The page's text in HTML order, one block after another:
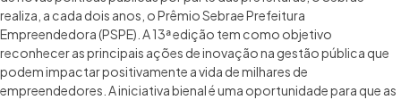
realiza, a cada dois anos, o Prêmio Sebrae Prefeitura
Empreendedora (PSPE). A 13ª edição tem como objetivo
reconhecer as principais ações de inovação na gestão pública que
podem impactar positivamente a vida de milhares de
empreendedores. A iniciativa bienal é uma oportunidade para que as